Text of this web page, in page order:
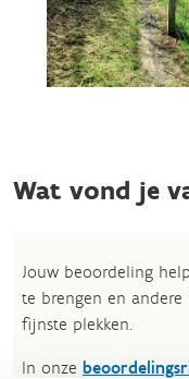
Wat vond je
Jouw beoordeling
te brengen en
fijnste plekken.
In onze